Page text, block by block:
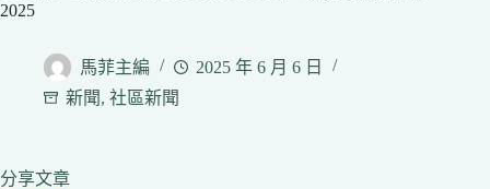
2025
馬菲主編
2025 年 6 月 6 日
新聞, 社區新聞
分享文章